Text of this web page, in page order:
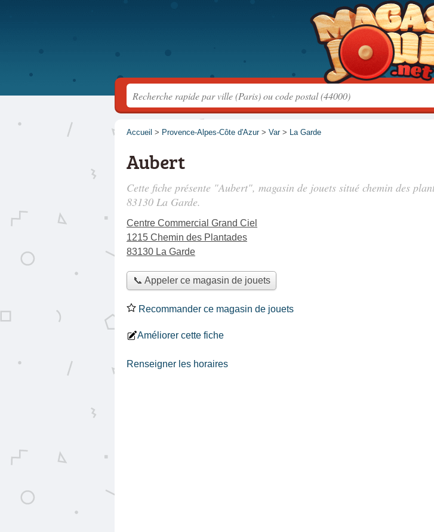
Accueil > Provence-Alpes-Côte d'Azur> Var> La Garde
Aubert
Cette fiche présente "Aubert", magasin de jouets situé chemin des
83130 La Garde.
Centre Commercial Grand Ciel
1215 Chemin des Plantades
83130 La Garde
📞 Appeler ce magasin de jouets
Recommander ce magasin de jouets
Améliorer cette fiche
Renseigner les horaires